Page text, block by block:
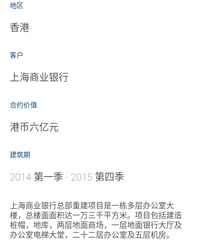
地区
香港
客户
上海商业银行
合约价值
港币六亿元
建筑期
2014 第一季 - 2015 第四季
上海商业银行总部重建项目是一栋多层办公室大
楼，总楼面面积达一万三千平方米。项目包括建造
桩帽，地库，两层地面商场，一层地面银行大厅及
办公室电梯大堂，二十二层办公室及五层机房。